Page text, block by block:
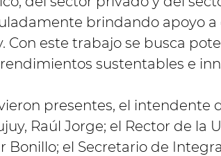
brindando apoyo
Con este trabajo se busca
sustentables e
presentes, el intendente
Raúl Jorge; el Rector de la
Bonillo; el Secretario de